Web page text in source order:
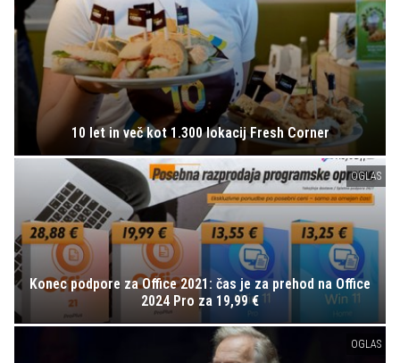
10 let in več kot 1.300 lokacij Fresh Corner
OGLAS
Konec podpore za Office 2021: čas je za prehod na Office
2024 Pro za 19,99 €
OGLAS